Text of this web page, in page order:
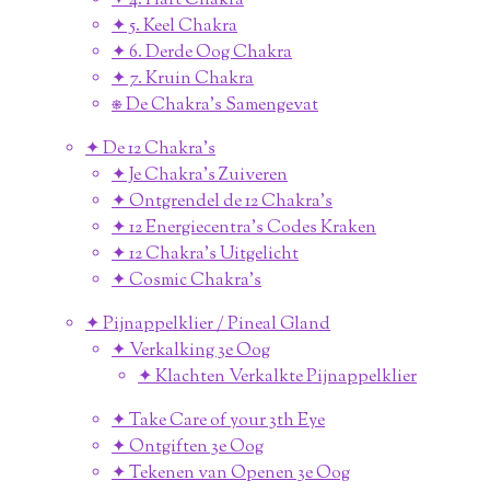
✦ 5. Keel Chakra
✦ 6. Derde Oog Chakra
✦ 7. Kruin Chakra
⎈ De Chakra's Samengevat
✦ De 12 Chakra's
✦ Je Chakra's Zuiveren
✦ Ontgrendel de 12 Chakra's
✦ 12 Energiecentra's Codes Kraken
✦ 12 Chakra's Uitgelicht
✦ Cosmic Chakra's
✦ Pijnappelklier / Pineal Gland
✦ Verkalking 3e Oog
✦ Klachten Verkalkte Pijnappelklier
✦ Take Care of your 3th Eye
✦ Ontgiften 3e Oog
✦ Tekenen van Openen 3e Oog